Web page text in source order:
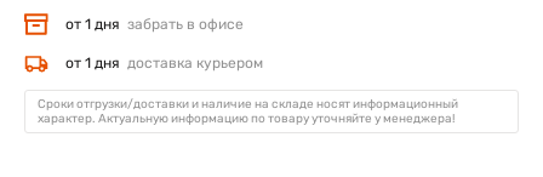
от 1 дня забрать в офисе
от 1 дня доставка курьером
Сроки отгрузки/доставки и наличие на складе носят информационный
характер. Актуальную информацию по товару уточняйте у менеджера!